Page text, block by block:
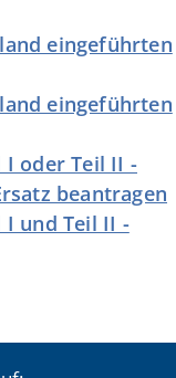
eingeführten
eingeführten
I oder Teil II -
beantragen
I und Teil II -